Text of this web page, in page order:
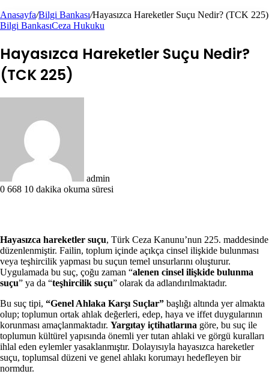
Anasayfa/Bilgi Bankası/Hayasızca Hareketler Suçu Nedir? (TCK 225)
Bilgi BankasıCeza Hukuku
Hayasızca Hareketler Suçu Nedir?
(TCK 225)
admin
0 668 10 dakika okuma süresi
Hayasızca hareketler suçu, Türk Ceza Kanunu’nun 225. maddesinde
düzenlenmiştir. Failin, toplum içinde açıkça cinsel ilişkide bulunması
veya teşhircilik yapması bu suçun temel unsurlarını oluşturur.
Uygulamada bu suç, çoğu zaman “alenen cinsel ilişkide bulunma
suçu” ya da “teşhircilik suçu” olarak da adlandırılmaktadır.
Bu suç tipi, “Genel Ahlaka Karşı Suçlar” başlığı altında yer almakta
olup; toplumun ortak ahlak değerleri, edep, haya ve iffet duygularının
korunması amaçlanmaktadır. Yargıtay içtihatlarına göre, bu suç ile
toplumun kültürel yapısında önemli yer tutan ahlaki ve görgü kuralları
ihlal eden eylemler yasaklanmıştır. Dolayısıyla hayasızca hareketler
suçu, toplumsal düzeni ve genel ahlakı korumayı hedefleyen bir
normdur.